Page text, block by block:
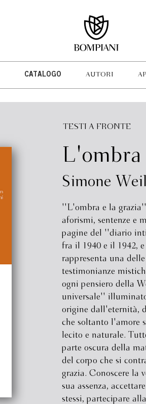
CATALOGO AUTORI
TESTI A FRONTE
L'ombra
Simone Weil
''L'ombra e la
aforismi, sentenze e
pagine del ''diario
fra il 1940 e il 1942,
rappresenta una
testimonianze
ogni pensiero della
universale''
origine dall'eternità,
che soltanto l'amore
lecito e naturale.
parte oscura della
del corpo che si
grazia. Conoscere la
sua assenza,
stessi, partecipare